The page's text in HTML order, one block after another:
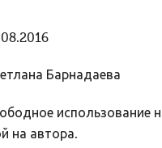
Барнадаева
использование
на автора.